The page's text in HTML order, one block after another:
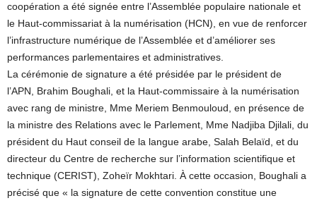
coopération a été signée entre l’Assemblée populaire nationale et
le Haut-commissariat à la numérisation (HCN), en vue de renforcer
l’infrastructure numérique de l’Assemblée et d’améliorer ses
performances parlementaires et administratives.
La cérémonie de signature a été présidée par le président de
l’APN, Brahim Boughali, et la Haut-commissaire à la numérisation
avec rang de ministre, Mme Meriem Benmouloud, en présence de
la ministre des Relations avec le Parlement, Mme Nadjiba Djilali, du
président du Haut conseil de la langue arabe, Salah Belaïd, et du
directeur du Centre de recherche sur l’information scientifique et
technique (CERIST), Zoheïr Mokhtari. À cette occasion, Boughali a
précisé que « la signature de cette convention constitue une